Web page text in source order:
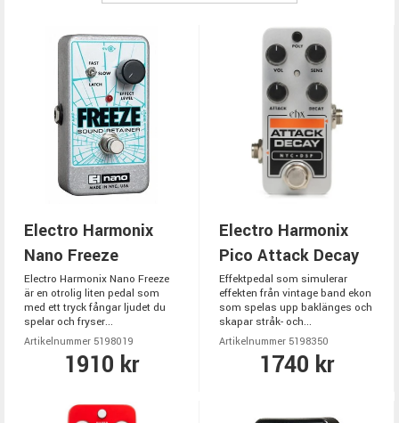
Electro Harmonix
Nano Freeze
Electro Harmonix Nano Freeze
är en otrolig liten pedal som
med ett tryck fångar ljudet du
spelar och fryser...
Artikelnummer 5198019
1910 kr
Electro Harmonix
Pico Attack Decay
Effektpedal som simulerar
effekten från vintage band ekon
som spelas upp baklänges och
skapar stråk- och...
Artikelnummer 5198350
1740 kr